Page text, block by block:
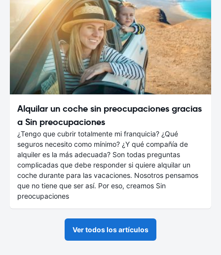
Alquilar un coche sin preocupaciones gracias
a Sin preocupaciones
¿Tengo que cubrir totalmente mi franquicia? ¿Qué
seguros necesito como mínimo? ¿Y qué compañía de
alquiler es la más adecuada? Son todas preguntas
complicadas que debe responder si quiere alquilar un
coche durante para las vacaciones. Nosotros pensamos
que no tiene que ser así. Por eso, creamos Sin
preocupaciones
Ver todos los artículos